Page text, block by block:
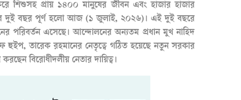
শিশুসহ প্রায় ১৪০০ মানুষের জীবন এবং হাজার হাজার
দুই বছর পূর্ণ হলো আজ (১ জুলাই, ২০২৬)। এই দুই বছরে
পরিবর্তন এসেছে। আন্দোলনের অন্যতম প্রধান মুখ নাহিদ
হুইপ, তারেক রহমানের নেতৃত্বে গঠিত হয়েছে নতুন সরকার
বিরোধীদলীয় নেতার দায়িত্ব।